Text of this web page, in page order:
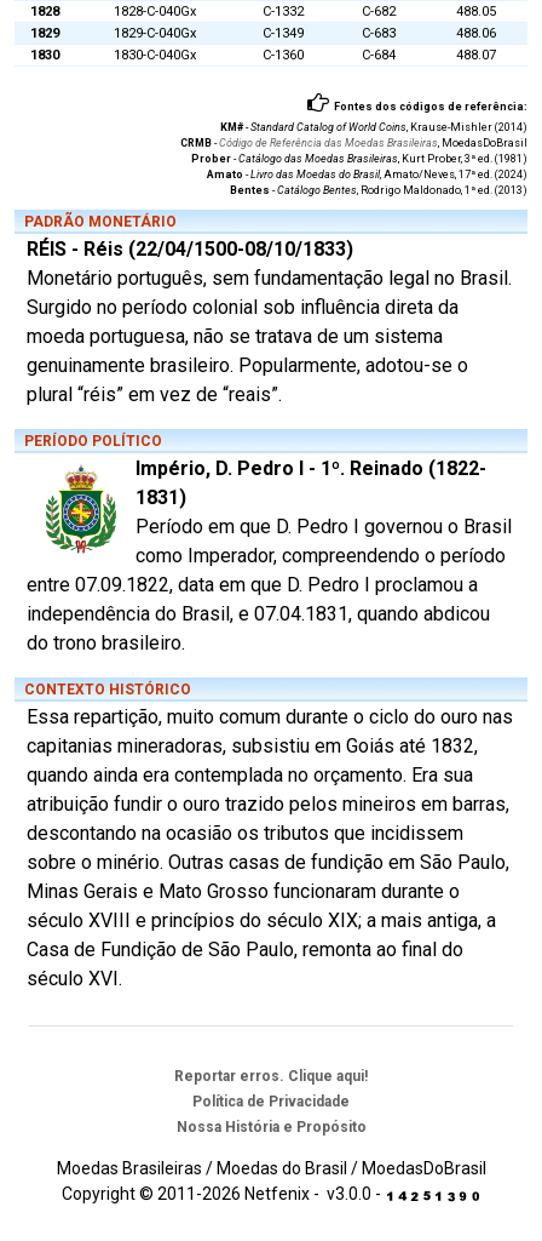
1828
1828-C-040Gx C-1332 C-682
488.05
1829
1829-C-040Gx C-1349 C-683
488.06
1830
1830-C-040Gx C-1360 C-684 488.07
Fontes dos códigos de referência:
KM#-Standard Catalog of World Coins, Krause-Mishler (2014)
CRMB -Código de Referência das Moedas Brasileiras, MoedasDoBrasil
Prober -Catálogo das Moedas Brasileiras, Kurt Prober, 3ª ed. (1981)
Amato -Livro das Moedas do Brasil, Amato/Neves, 17ª ed. (2024)
Bentes -Catálogo Bentes, Rodrigo Maldonado, 1ª ed. (2013)
PADRÃO MONETÁRIO
RÉIS - Réis (22/04/1500-08/10/1833)
Monetário português, sem fundamentação legal no Brasil.
Surgido no período colonial sob influência direta da
moeda portuguesa, não se tratava de um sistema
genuinamente brasileiro. Popularmente, adotou-se o
plural “réis” em vez de “reais”.
PERÍODO POLÍTICO
Império, D. Pedro I - 1º. Reinado (1822-
1831)
Período em que D. Pedro I governou o Brasil
como Imperador, compreendendo o período
entre 07.09.1822, data em que D. Pedro I proclamou a
independência do Brasil, e 07.04.1831, quando abdicou
do trono brasileiro.
CONTEXTO HISTÓRICO
Essa repartição, muito comum durante o ciclo do ouro nas
capitanias mineradoras, subsistiu em Goiás até 1832,
quando ainda era contemplada no orçamento. Era sua
atribuição fundir o ouro trazido pelos mineiros em barras,
descontando na ocasião os tributos que incidissem
sobre o minério. Outras casas de fundição em São Paulo,
Minas Gerais e Mato Grosso funcionaram durante o
século XVIII e princípios do século XIX; a mais antiga, a
Casa de Fundição de São Paulo, remonta ao final do
século XVI.
Reportar erros. Clique aqui!
Política de Privacidade
Nossa História e Propósito
Moedas Brasileiras / Moedas do Brasil / MoedasDoBrasil
Copyright © 2011-2026 Netfenix - v3.0.0 -